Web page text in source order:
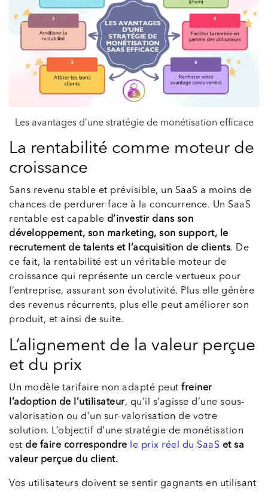
Les avantages d’une stratégie de monétisation efficace
La rentabilité comme moteur de
croissance
Sans revenu stable et prévisible, un SaaS a moins de
chances de perdurer face à la concurrence. Un SaaS
rentable est capable d’investir dans son
développement, son marketing, son support, le
recrutement de talents et l’acquisition de clients. De
ce fait, la rentabilité est un véritable moteur de
croissance qui représente un cercle vertueux pour
l’entreprise, assurant son évolutivité. Plus elle génère
des revenus récurrents, plus elle peut améliorer son
produit, et ainsi de suite.
L’alignement de la valeur perçue
et du prix
Un modèle tarifaire non adapté peut freiner
l’adoption de l’utilisateur, qu’il s’agisse d’une sous-
valorisation ou d’un sur-valorisation de votre
solution. L’objectif d’une stratégie de monétisation
est de faire correspondre le prix réel du SaaS et sa
valeur perçue du client.
Vos utilisateurs doivent se sentir gagnants en utilisant